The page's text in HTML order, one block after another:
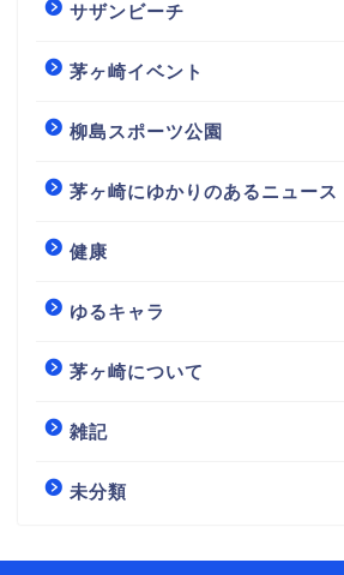
サザンビーチ
茅ヶ崎イベント
柳島スポーツ公園
茅ヶ崎にゆかりのあるニュース
健康
ゆるキャラ
茅ヶ崎について
雑記
未分類